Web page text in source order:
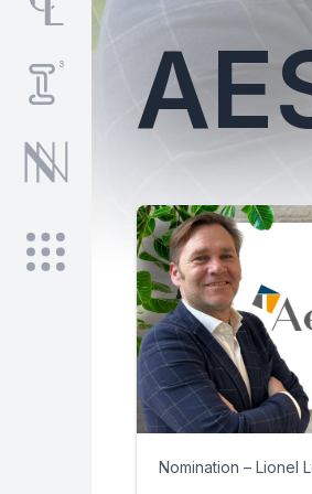
Nomination – Lionel